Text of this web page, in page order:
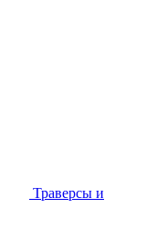
Траверсы и